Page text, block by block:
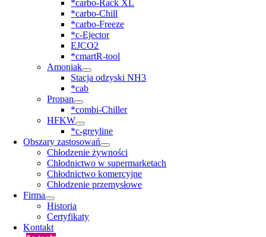
*carbo-Rack XL
*carbo-Chill
*carbo-Freeze
*c-Ejector
EJCO2
*cmartR-tool
Amoniak
Stacja odzyski NH3
*cab
Propan
*combi-Chiller
HFKW
*c-greyline
Obszary zastosowań
Chłodzenie żywności
Chłodnictwo w supermarketach
Chłodnictwo komercyjne
Chłodzenie przemysłowe
Firma
Historia
Certyfikaty
Kontakt